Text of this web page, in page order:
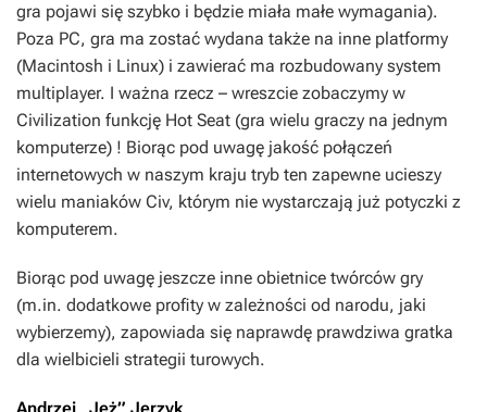
gra pojawi się szybko i będzie miała małe wymagania).
Poza PC, gra ma zostać wydana także na inne platformy
(Macintosh i Linux) i zawierać ma rozbudowany system
multiplayer. I ważna rzecz – wreszcie zobaczymy w
Civilization funkcję Hot Seat (gra wielu graczy na jednym
komputerze) ! Biorąc pod uwagę jakość połączeń
internetowych w naszym kraju tryb ten zapewne ucieszy
wielu maniaków Civ, którym nie wystarczają już potyczki z
komputerem.
Biorąc pod uwagę jeszcze inne obietnice twórców gry
(m.in. dodatkowe profity w zależności od narodu, jaki
wybierzemy), zapowiada się naprawdę prawdziwa gratka
dla wielbicieli strategii turowych.